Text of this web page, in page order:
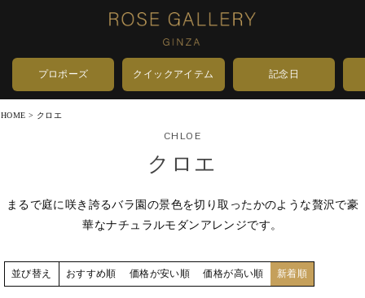
プロポーズ クイックアイテム 記念日
HOME クロエ
CHLOE
クロエ
まるで庭に咲き誇るバラ園の景色を切り取ったかのような贅沢で豪
華なナチュラルモダンアレンジです。
並び替え おすすめ順 価格が安い順 価格が高い順 新着順